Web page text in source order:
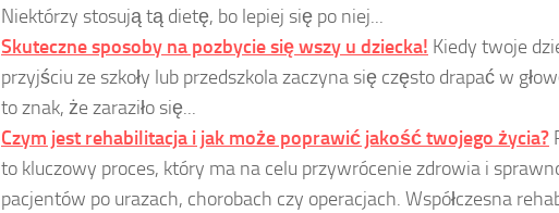
Niektórzy stosują tą dietę, bo lepiej się po niej...
Skuteczne sposoby na pozbycie się wszy u dziecka! Kiedy twoje
przyjściu ze szkoły lub przedszkola zaczyna się często drapać w
to znak, że zaraziło się...
Czym jest rehabilitacja i jak może poprawić jakość twojego życia?
to kluczowy proces, który ma na celu przywrócenie zdrowia i
pacjentów po urazach, chorobach czy operacjach. Współczesna